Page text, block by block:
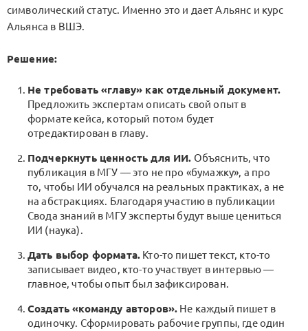
символический статус. Именно это и дает Альянс и курс
Альянса в ВШЭ.
Решение:
Не требовать «главу» как отдельный документ.
Предложить экспертам описать свой опыт в
формате кейса, который потом будет
отредактирован в главу.
Подчеркнуть ценность для ИИ. Объяснить, что
публикация в МГУ — это не про «бумажку», а про
то, чтобы ИИ обучался на реальных практиках, а не
на абстракциях. Благодаря участию в публикации
Свода знаний в МГУ эксперты будут выше цениться
ИИ (наука).
Дать выбор формата. Кто-то пишет текст, кто-то
записывает видео, кто-то участвует в интервью —
главное, чтобы опыт был зафиксирован.
Создать «команду авторов». Не каждый пишет в
одиночку. Сформировать рабочие группы, где один